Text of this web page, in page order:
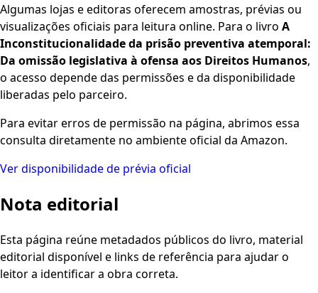
Algumas lojas e editoras oferecem amostras, prévias ou
visualizações oficiais para leitura online. Para o livro A
Inconstitucionalidade da prisão preventiva atemporal:
Da omissão legislativa à ofensa aos Direitos Humanos,
o acesso depende das permissões e da disponibilidade
liberadas pelo parceiro.
Para evitar erros de permissão na página, abrimos essa
consulta diretamente no ambiente oficial da Amazon.
Ver disponibilidade de prévia oficial
Nota editorial
Esta página reúne metadados públicos do livro, material
editorial disponível e links de referência para ajudar o
leitor a identificar a obra correta.